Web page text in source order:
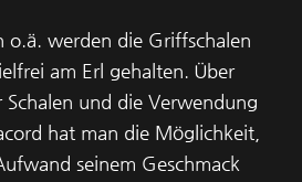
o.ä. werden die Griffschalen
am Erl gehalten. Über
Schalen und die Verwendung
hat man die Möglichkeit,
seinem Geschmack